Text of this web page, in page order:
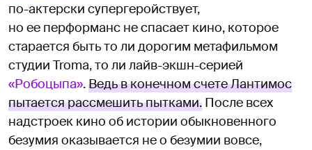
по-актерски супергеройствует,
но ее перформанс не спасает кино, которое
старается быть то ли дорогим метафильмом
студии Troma, то ли лайв-экшн-серией
«Робоцыпа».Ведь в конечном счете Лантимос
пытается рассмешить пытками. После всех
надстроек кино об истории обыкновенного
безумия оказывается не о безумии вовсе,